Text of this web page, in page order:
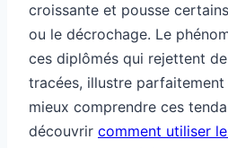
croissante et pousse
ou le décrochage. Le
ces diplômés qui rejettent
tracées, illustre parfaitement
mieux comprendre ces
découvrir comment utiliser